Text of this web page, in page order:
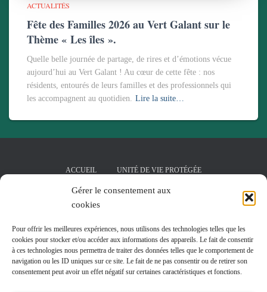
Gérer le consentement aux
cookies
Pour offrir les meilleures expériences, nous utilisons des technologies telles que les
cookies pour stocker et/ou accéder aux informations des appareils. Le fait de consentir
à ces technologies nous permettra de traiter des données telles que le comportement de
navigation ou les ID uniques sur ce site. Le fait de ne pas consentir ou de retirer son
consentement peut avoir un effet négatif sur certaines caractéristiques et fonctions.
ACTUALITÉS
Fête des Familles 2026 au Vert Galant sur le
Thème « Les îles ».
Quelle belle journée de partage, de rires et d’émotions vécue
aujourd’hui au Vert Galant ! Au cœur de cette fête : nos
résidents, entourés de leurs familles et des professionnels qui
les accompagnent au quotidien. Lire la suite…
ACCUEIL UNITÉ DE VIE PROTÉGÉE
PÔLE D’ACTIVITÉS ET DE SOINS ADAPTÉS LA RÉSIDENCE
JARDIN THÉRAPEUTIQUE DÉDIÉ À L’UNITÉ DE VIE PROTÉGÉE